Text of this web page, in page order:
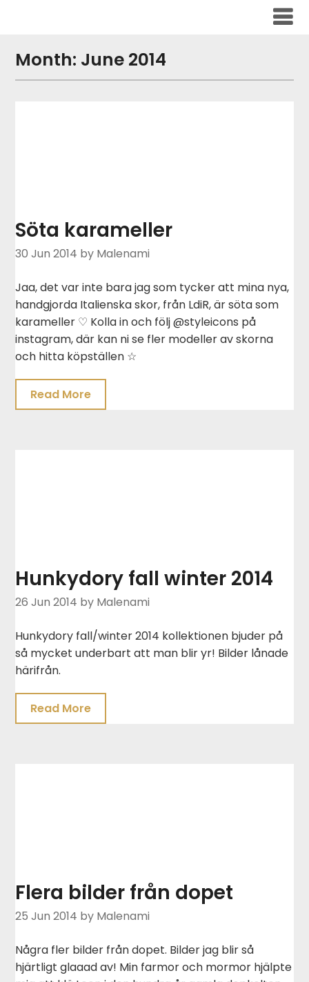
Month: June 2014
Söta karameller
30 Jun 2014 by Malenami
Jaa, det var inte bara jag som tycker att mina nya,
handgjorda Italienska skor, från LdiR, är söta som
karameller ♡ Kolla in och följ @styleicons på
instagram, där kan ni se fler modeller av skorna
och hitta köpställen ☆
Read More
Hunkydory fall winter 2014
26 Jun 2014 by Malenami
Hunkydory fall/winter 2014 kollektionen bjuder på
så mycket underbart att man blir yr! Bilder lånade
härifrån.
Read More
Flera bilder från dopet
25 Jun 2014 by Malenami
Några fler bilder från dopet. Bilder jag blir så
hjärtligt glaaad av! Min farmor och mormor hjälpte